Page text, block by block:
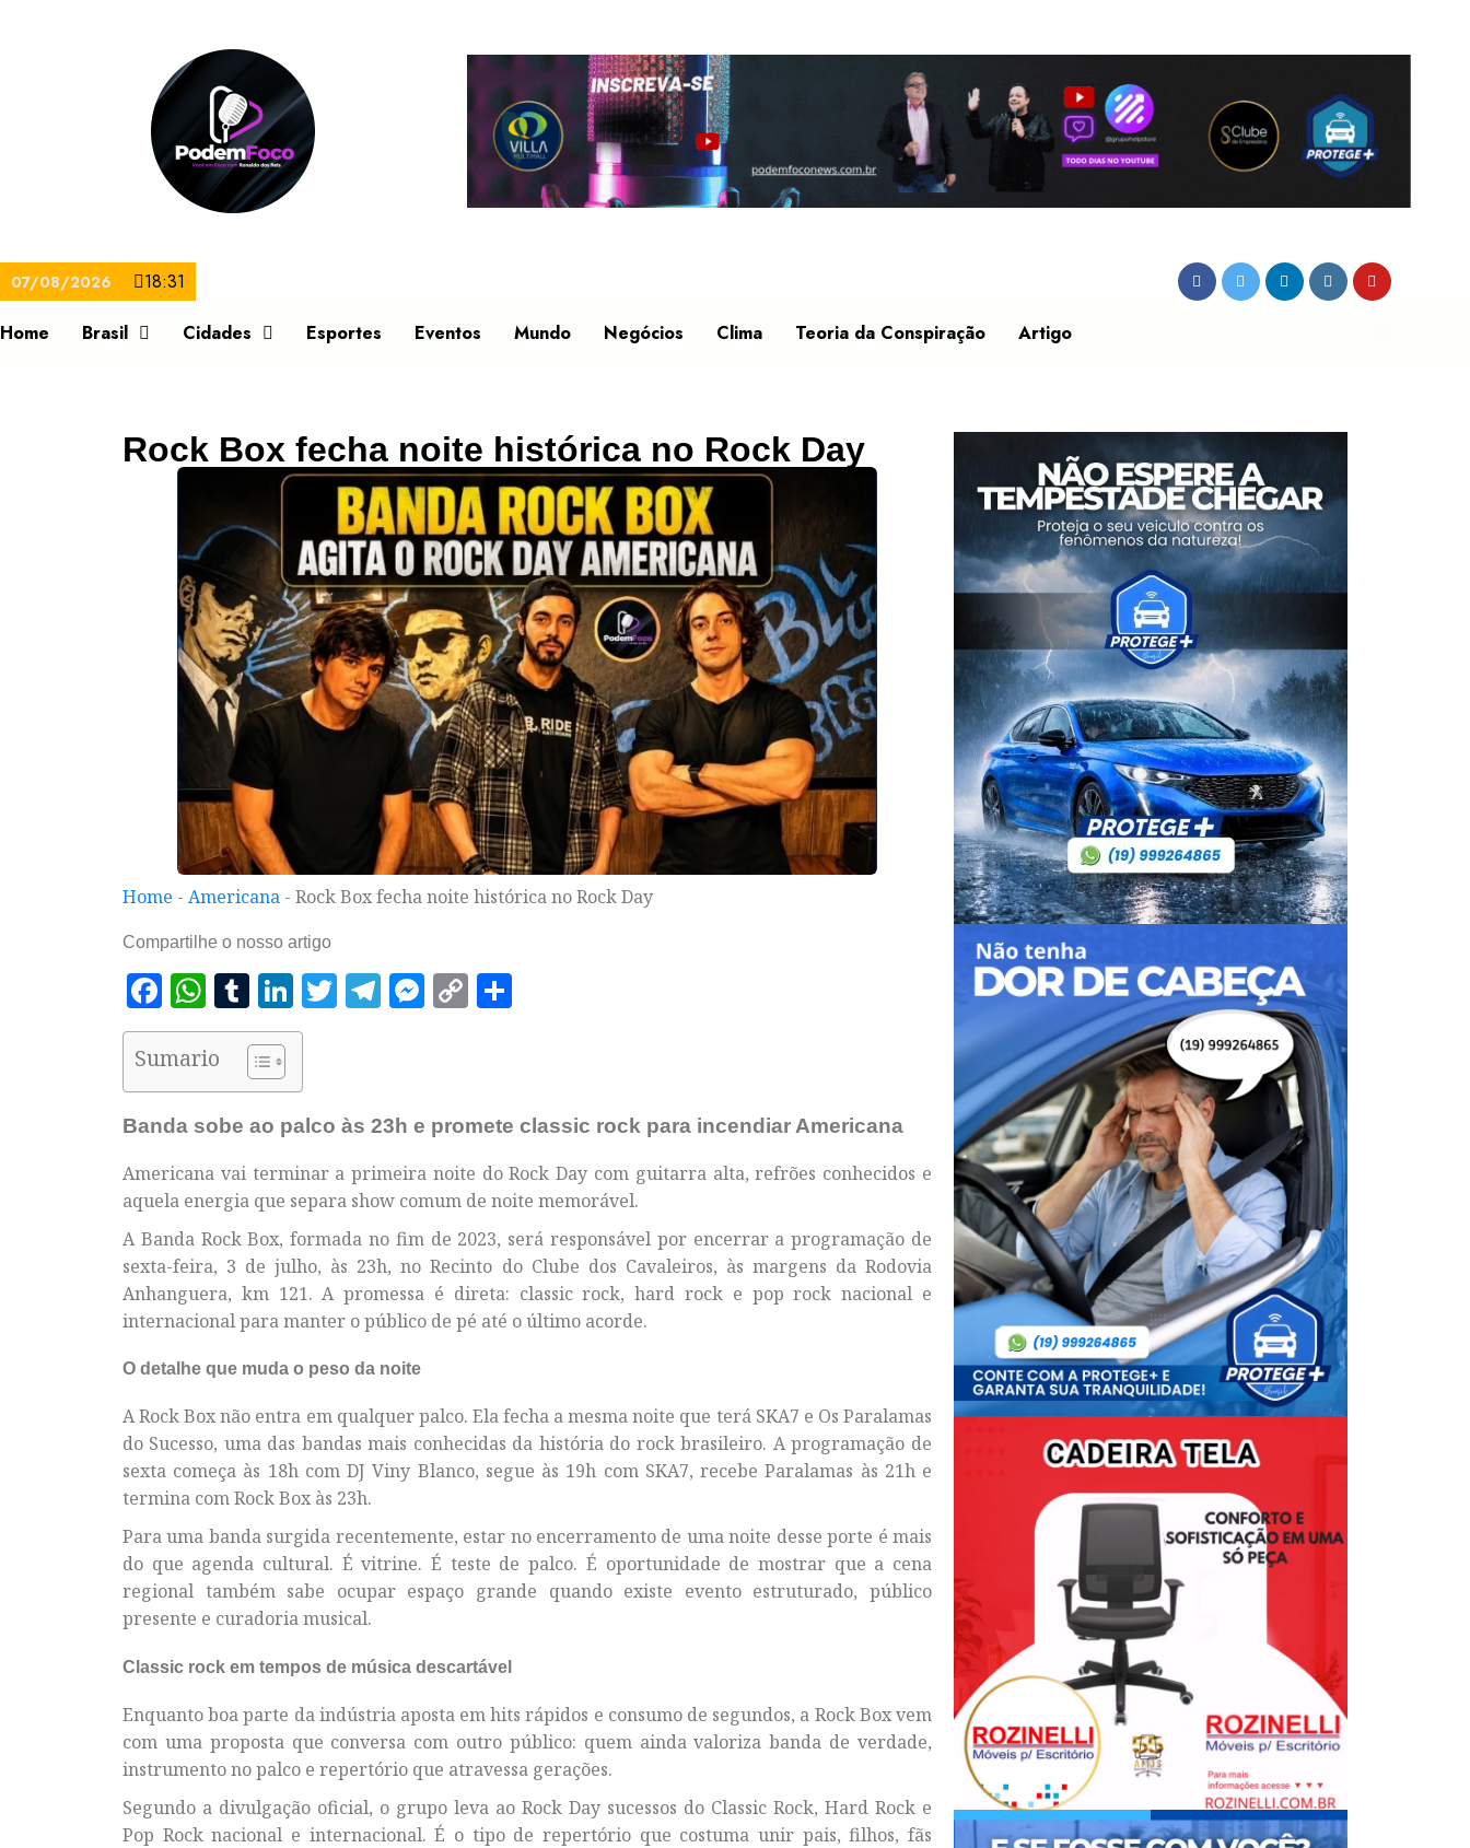
07/08/2026 18:31
Home Brasil Cidades Esportes Eventos Mundo Negócios Clima Teoria da Conspiração Artigo
Rock Box fecha noite histórica no Rock Day
Home - Americana - Rock Box fecha noite histórica no Rock Day
Compartilhe o nosso artigo
Facebook
WhatsApp
Tumblr
LinkedIn
TwitterTelegram
Messenger
Copy
Sumario
Banda sobe ao palco às 23h e promete classic rock para incendiar Americana
Americana vai terminar a primeira noite do Rock Day com guitarra alta, refrões conhecidos e
aquela energia que separa show comum de noite memorável.
A Banda Rock Box, formada no fim de 2023, será responsável por encerrar a programação de
sexta-feira, 3 de julho, às 23h, no Recinto do Clube dos Cavaleiros, às margens da Rodovia
Anhanguera, km 121. A promessa é direta: classic rock, hard rock e pop rock nacional e
internacional para manter o público de pé até o último acorde.
O detalhe que muda o peso da noite
A Rock Box não entra em qualquer palco. Ela fecha a mesma noite que terá SKA7 e Os Paralamas
do Sucesso, uma das bandas mais conhecidas da história do rock brasileiro. A programação de
sexta começa às 18h com DJ Viny Blanco, segue às 19h com SKA7, recebe Paralamas às 21h e
termina com Rock Box às 23h.
Para uma banda surgida recentemente, estar no encerramento de uma noite desse porte é mais
do que agenda cultural. É vitrine. É teste de palco. É oportunidade de mostrar que a cena
regional também sabe ocupar espaço grande quando existe evento estruturado, público
presente e curadoria musical.
Classic rock em tempos de música descartável
Enquanto boa parte da indústria aposta em hits rápidos e consumo de segundos, a Rock Box vem
com uma proposta que conversa com outro público: quem ainda valoriza banda de verdade,
instrumento no palco e repertório que atravessa gerações.
Segundo a divulgação oficial, o grupo leva ao Rock Day sucessos do Classic Rock, Hard Rock e
Pop Rock nacional e internacional. É o tipo de repertório que costuma unir pais, filhos, fãs